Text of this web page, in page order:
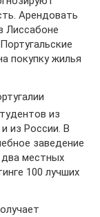
Арендовать
Лиссабоне
покупку жилья
из
из России. В
заведение
два местных
100 лучших